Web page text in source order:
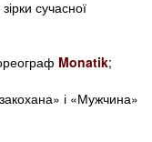
сучасної
Monatik;
і «Мужчина»